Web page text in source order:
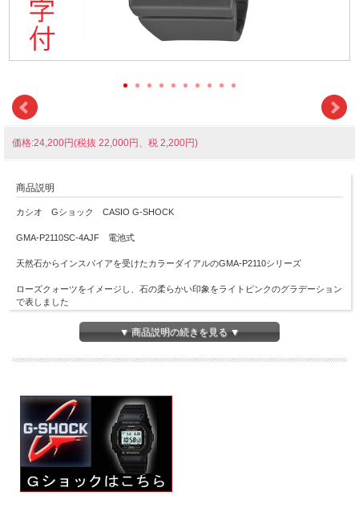
価格:24,200円(税抜 22,000円、税 2,200円)
商品説明
カシオ Gショック CASIO G-SHOCK
GMA-P2110SC-4AJF 電池式
天然石からインスパイアを受けたカラーダイアルのGMA-P2110シリーズ
ローズクォーツをイメージし、石の柔らかい印象をライトピンクのグラデーション
で表しました
文字板にはメタル素材を採用し質感をアップ。天然色のような美しい発色を実現し
■美錠タイプ
■電池式
■電池寿命約3年
■月差±15秒
■２０気圧防水
■無機ガラス
■フルオートカレンダー
▼ 商品説明の続きを見る ▼